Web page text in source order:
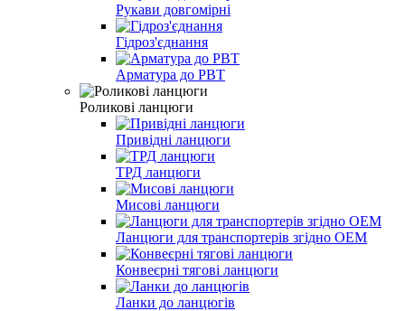
Рукави довгомірні
Гідроз'єднання
Арматура до РВТ
Роликові ланцюги
Привідні ланцюги
ТРД ланцюги
Мисові ланцюги
Ланцюги для транспортерів згідно ОEМ
Конвеєрні тягові ланцюги
Ланки до ланцюгів